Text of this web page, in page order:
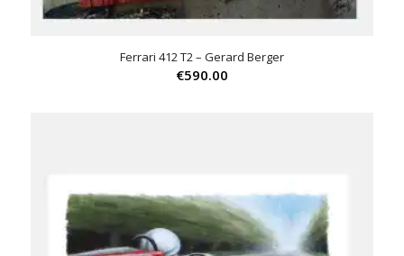
Ferrari 412 T2 – Gerard Berger
€590.00